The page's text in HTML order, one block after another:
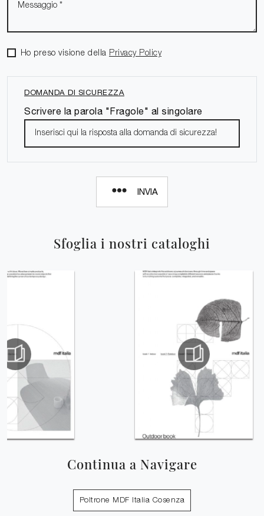
Sfoglia i nostri cataloghi
Continua a Navigare
Poltrone MDF Italia Cosenza
Ho preso visione della Privacy Policy
DOMANDA DI SICUREZZA
Scrivere la parola "Fragole" al singolare
INVIA